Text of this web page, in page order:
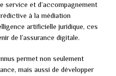
service et d’accompagnement
à la médiation
artificielle juridique, ces
de l’assurance digitale.
permet non seulement
mais aussi de développer